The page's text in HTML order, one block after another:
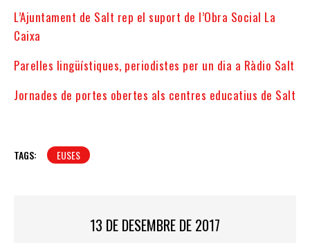
L’Ajuntament de Salt rep el suport de l’Obra Social La
Caixa
Parelles lingüístiques, periodistes per un dia a Ràdio Salt
Jornades de portes obertes als centres educatius de Salt
TAGS: EUSES
13 DE DESEMBRE DE 2017